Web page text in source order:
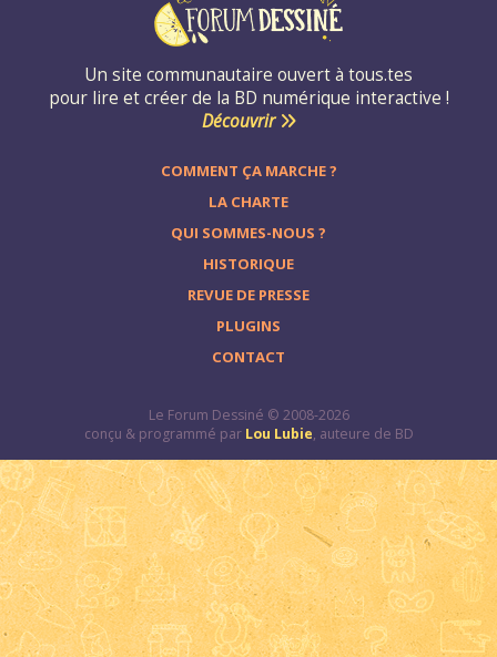
Un site communautaire ouvert à tous.tes
pour lire et créer de la BD numérique interactive !
Découvrir
COMMENT ÇA MARCHE ?
LA CHARTE
QUI SOMMES-NOUS ?
HISTORIQUE
REVUE DE PRESSE
PLUGINS
CONTACT
Le Forum Dessiné © 2008-2026
conçu & programmé par Lou Lubie, auteure de BD